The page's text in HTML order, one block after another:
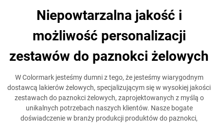
Niepowtarzalna jakość i
możliwość personalizacji
zestawów do paznokci żelowych
W Colormark jesteśmy dumni z tego, że jesteśmy wiarygodnym
dostawcą lakierów żelowych, specjalizującym się w wysokiej jakości
zestawach do paznokci żelowych, zaprojektowanych z myślą o
unikalnych potrzebach naszych klientów. Nasze bogate
doświadczenie w branży produkcji produktów do paznokci,